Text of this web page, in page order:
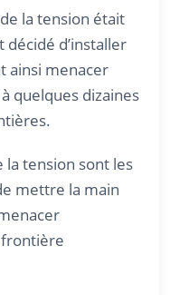
la tension était
décidé d’installer
ainsi menacer
quelques dizaines
la tension sont les
mettre la main
frontière